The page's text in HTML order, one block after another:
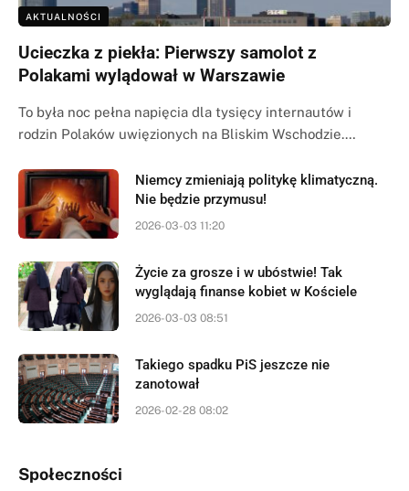
AKTUALNOŚCI
Ucieczka z piekła: Pierwszy samolot z
Polakami wylądował w Warszawie
To była noc pełna napięcia dla tysięcy internautów i
rodzin Polaków uwięzionych na Bliskim Wschodzie.…
Niemcy zmieniają politykę klimatyczną.
Nie będzie przymusu!
2026-03-03 11:20
Życie za grosze i w ubóstwie! Tak
wyglądają finanse kobiet w Kościele
2026-03-03 08:51
Takiego spadku PiS jeszcze nie
zanotował
2026-02-28 08:02
Społeczności